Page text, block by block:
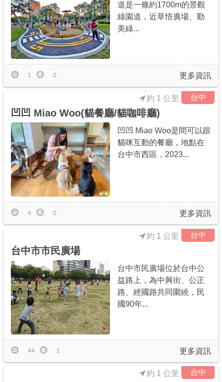
道是一條約1700m的景觀
綠園道，近草悟廣場、勤
美綠...
更多資訊
1 0
台中
約 1 公里
凹凹 Miao Woo(貓餐廳/貓咖啡廳)
凹凹 Miao Woo是間可以跟
貓咪互動的餐廳，地點在
台中市西區，2023...
更多資訊
4 0
台中
約 1 公里
台中市市民廣場
台中市民廣場位於台中公
益路上，為中興街、公正
路、經國路共同圍繞，民
國90年...
更多資訊
44 1
台中
約 1 公里